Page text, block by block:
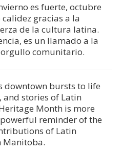
es fuerte, octubre
gracias a la
de la cultura latina.
es un llamado a la
comunitario.
downtown bursts to life
stories of Latin
Month is more
reminder of the
of Latin
Manitoba.